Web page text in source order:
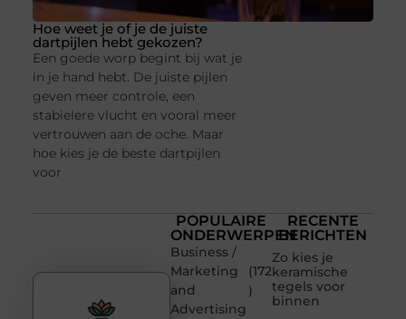
Hoe weet je of je de juiste
dartpijlen hebt gekozen?
Een goede worp begint bij wat je
in je hand hebt. De juiste pijlen
geven meer controle, een
stabielere vlucht en vooral meer
vertrouwen aan de oche. Maar
hoe kies je de beste dartpijlen
voor
POPULAIRE
ONDERWERPEN
Business /
Marketing
and
Advertising
(172
)
RECENTE
BERICHTEN
Zo kies je
keramische
tegels voor
binnen